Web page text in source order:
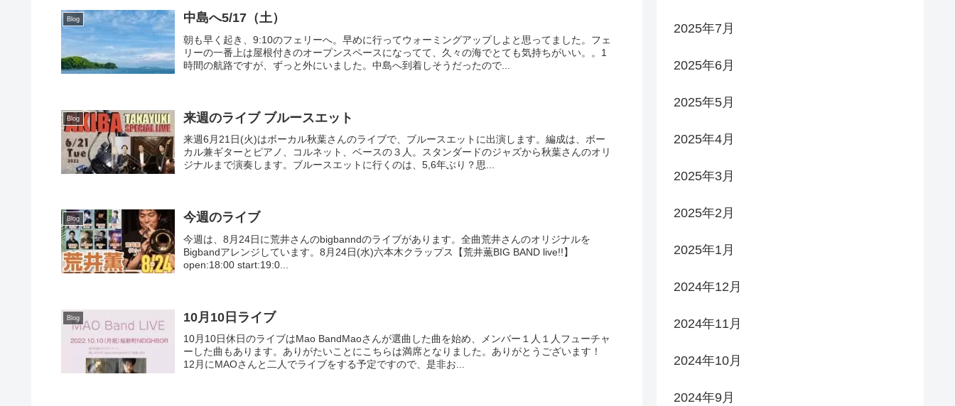
Blog 中島へ5/17（土）
朝も早く起き、9:10のフェリーへ。早めに行ってウォーミングアップしよと思ってました。フェ
リーの一番上は屋根付きのオープンスペースになってて、久々の海でとても気持ちがいい。。1
時間の航路ですが、ずっと外にいました。中島へ到着しそうだったので...
Blog 来週のライブ ブルースエット
来週6月21日(火)はボーカル秋葉さんのライブで、ブルースエットに出演します。編成は、ボー
カル兼ギターとピアノ、コルネット、ベースの３人。スタンダードのジャズから秋葉さんのオリ
ジナルまで演奏します。ブルースエットに行くのは、5,6年ぶり？思...
Blog 今週のライブ
今週は、8月24日に荒井さんのbigbanndのライブがあります。全曲荒井さんのオリジナルを
Bigbandアレンジしています。8月24日(水)六本木クラップス【荒井薫BIG BAND live!!】
open:18:00 start:19:0...
Blog 10月10日ライブ
10月10日休日のライブはMao BandMaoさんが選曲した曲を始め、メンバー１人１人フューチャ
ーした曲もあります。ありがたいことにこちらは満席となりました。ありがとうございます！
12月にMAOさんと二人でライブをする予定ですので、是非お...
2025年7月
2025年6月
2025年5月
2025年4月
2025年3月
2025年2月
2025年1月
2024年12月
2024年11月
2024年10月
2024年9月